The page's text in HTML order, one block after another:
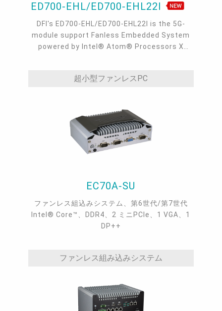
ED700-EHL/ED700-EHL22I
DFI's ED700-EHL/ED700-EHL22I is the 5G-
module support Fanless Embedded System
powered by Intel® Atom® Processors X
applications. ED700-EHL supports 5G cellular,
超小型ファンレスPC
EC70A-SU
ファンレス組込みシステム、第6世代/第7世代
Intel® Core™、DDR4、2 ミニPCIe、1 VGA、1
DP++
ファンレス組み込みシステム